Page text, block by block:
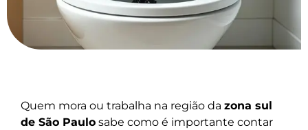
Quem mora ou trabalha na região da zona sul
de São Paulo sabe como é importante contar